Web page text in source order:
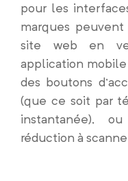
pour les
marques
site web en
application mobile
des boutons
(que ce soit par
instantanée),
réduction à